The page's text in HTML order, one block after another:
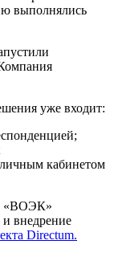
выполнялись
уже входит:
кабинетом
«ВОЭК»
и внедрение
Directum.